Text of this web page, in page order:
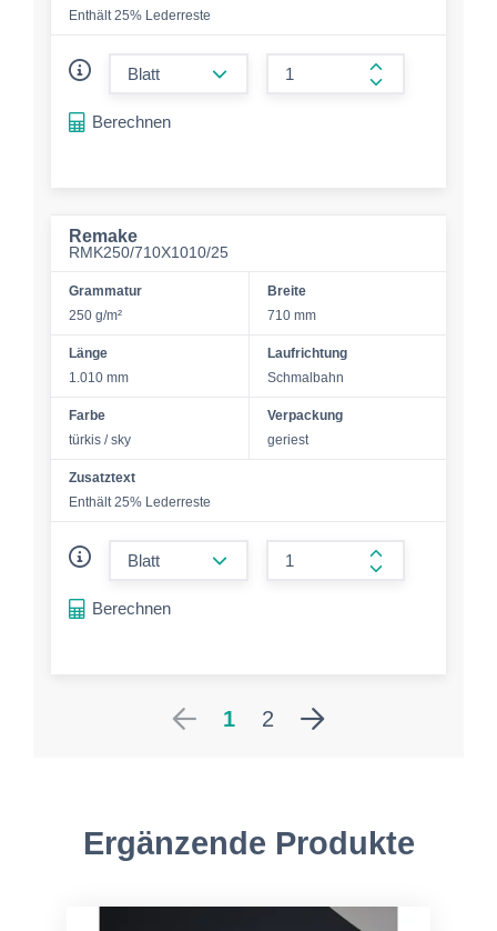
Enthält 25% Lederreste
form.increase-
Berechnen
Remake
RMK250/710X1010/25
Grammatur
250 g/m²
Breite
710 mm
Länge
1.010 mm
Laufrichtung
Schmalbahn
Farbe
türkis / sky
Verpackung
geriest
Zusatztext
Enthält 25% Lederreste
form.increase-
Berechnen
1 2
Ergänzende Produkte